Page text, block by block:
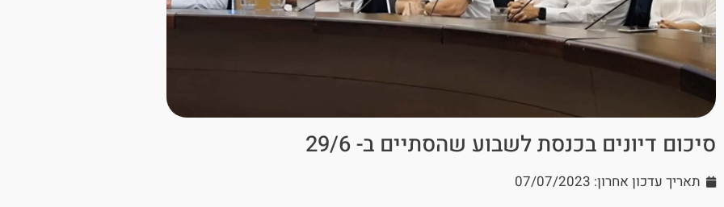
סיכום דיונים בכנסת לשבוע שהסתיים ב- 29/6
תאריך עדכון אחרון: 07/07/2023